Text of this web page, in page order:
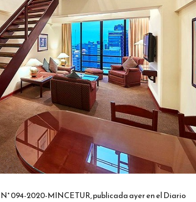
094-2020-MINCETUR, publicada ayer en el Diario